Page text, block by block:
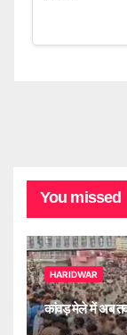
You missed
HARIDWAR
कांवड़ मेले में अब